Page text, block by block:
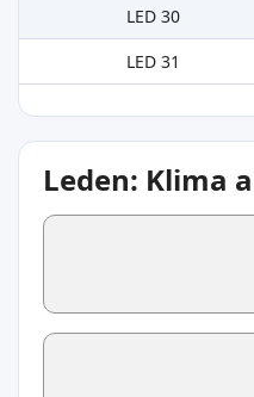
LED 30
LED 31
Leden: Klima